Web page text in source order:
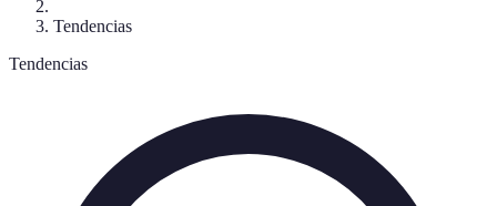
Tendencias
Tendencias